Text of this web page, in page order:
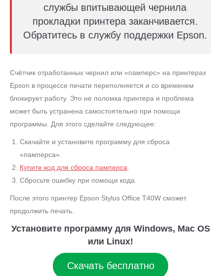
службы впитывающей чернила
прокладки принтера заканчивается.
Обратитесь в службу поддержки Epson.
Счётчик отработанных чернил или «памперс» на принтерах
Epson в процессе печати переполняется и со временем
блокирует работу. Это не поломка принтера и проблема
может быть устранена самостоятельно при помощи
программы. Для этого сделайте следующее:
Скачайте и установите программу для сброса
«памперса».
Купите код для сброса памперса
Сбросьте ошибку при помощи кода.
После этого принтер Epson Stylus Office T40W сможет
продолжить печать.
Установите программу для Windows, Mac OS
или Linux!
Скачать бесплатно